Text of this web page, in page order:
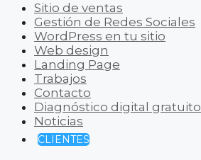
Sitio de ventas
Gestión de Redes Sociales
WordPress en tu sitio
Web design
Landing Page
Trabajos
Contacto
Diagnóstico digital gratuito
Noticias
CLIENTES